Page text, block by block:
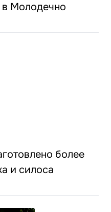
в Молодечно
более
и силоса